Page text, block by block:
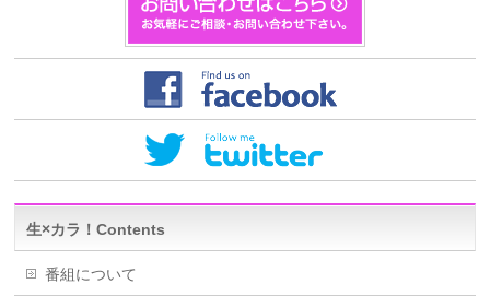
生×カラ！Contents
番組について